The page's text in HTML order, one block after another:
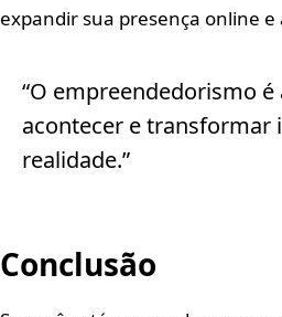
expandir sua presença online
“O empreendedorismo é
acontecer e transformar
realidade.”
Conclusão